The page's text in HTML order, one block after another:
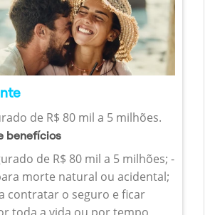
de R$ 80 mil a 5 milhões.
benefícios
de R$ 80 mil a 5 milhões; -
morte natural ou acidental;
contratar o seguro e ficar